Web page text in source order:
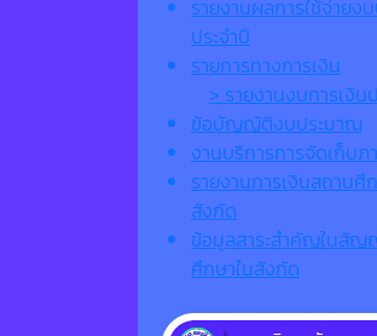
รายงานผลการใช้จ่ายง
ประจำปี
รายการทางการเงิน
> รายงานงบการเงิน
ข้อบัญญัติงบประมาณ
งานบริการการจัดเก็บภ
รายงานการเงินสถานศึ
สังกัด
ข้อมูลสาระสำคัญในสัญ
ศึกษาในสังกัด